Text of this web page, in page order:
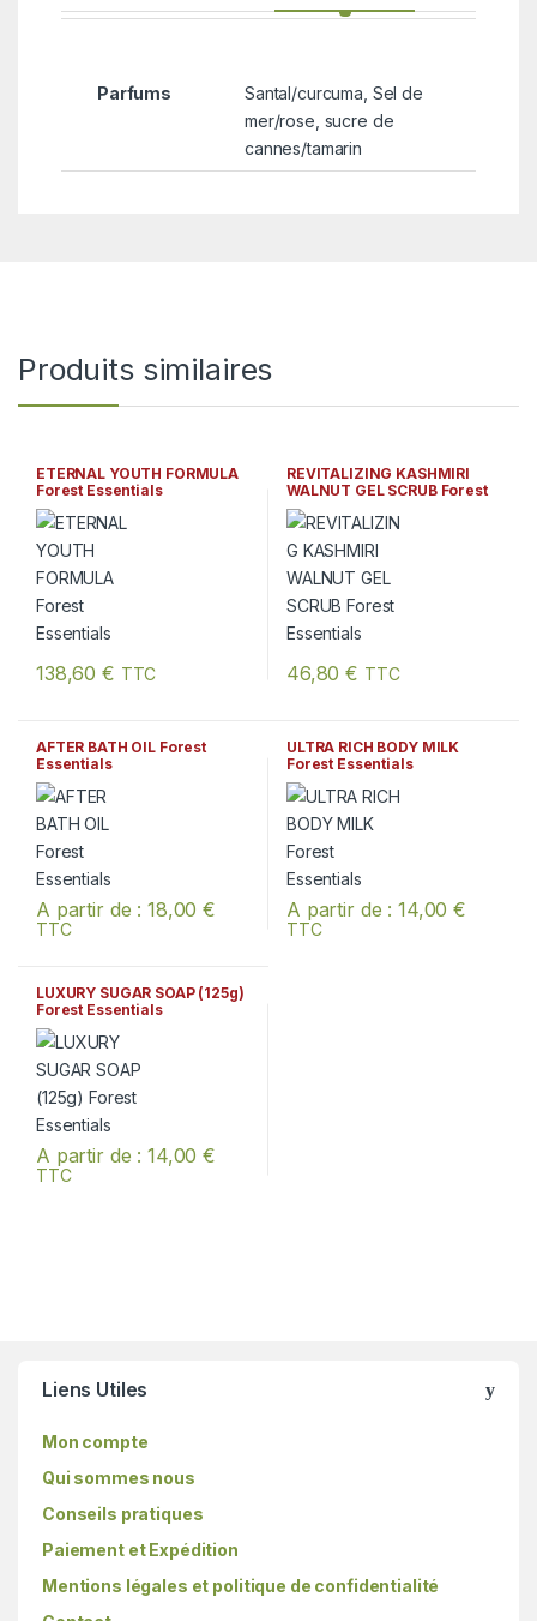
Parfums
Santal/curcuma, Sel de
mer/rose, sucre de
cannes/tamarin
Produits similaires
ETERNAL YOUTH FORMULA
Forest Essentials
138,60€ TTC
REVITALIZING KASHMIRI
WALNUT GEL SCRUB Forest
Essentials
46,80€ TTC
AFTER BATH OIL Forest
Essentials
A partir de :18,00€
TTC
Ce produit a plusieurs variations. Les options peuvent être
ULTRA RICH BODY MILK
Forest Essentials
A partir de :14,00€
TTC
Ce produit a plusieurs
LUXURY SUGAR SOAP (125g)
Forest Essentials
A partir de :14,00€
TTC
Ce produit a plusieurs variations. Les options peuvent être
Liens Utiles
Mon compte
Qui sommes nous
Conseils pratiques
Paiement et Expédition
Mentions légales et politique de confidentialité